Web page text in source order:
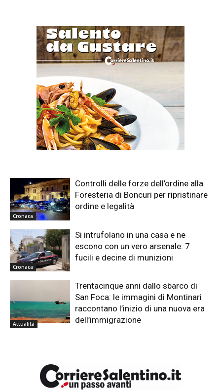
Cronaca
Controlli delle forze dell’ordine alla
Foresteria di Boncuri per ripristinare
ordine e legalità
Cronaca
Si intrufolano in una casa e ne
escono con un vero arsenale: 7
fucili e decine di munizioni
Attualità
Trentacinque anni dallo sbarco di
San Foca: le immagini di Montinari
raccontano l’inizio di una nuova era
dell’immigrazione